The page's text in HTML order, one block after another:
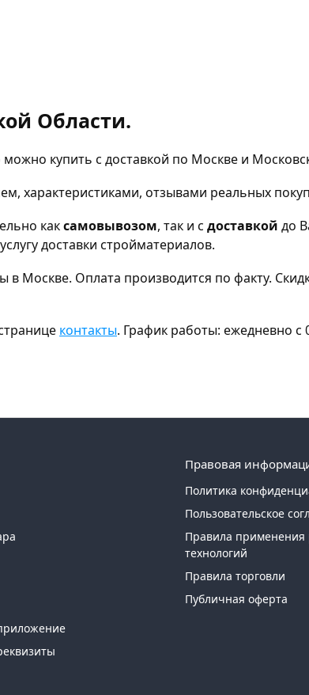
Области.
купить с доставкой по Москве и
характеристиками, отзывами реальных
каксамовывозом, так и с доставкой до
доставки стройматериалов.
Москве. Оплата производится по факту.
контакты. График работы: ежедневно с
Правовая
Политика
Пользовательское
Правила применения
технологий
Правила торговли
Публичная оферта